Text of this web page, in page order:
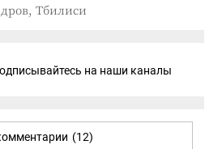
Тбилиси
на наши каналы
(12)